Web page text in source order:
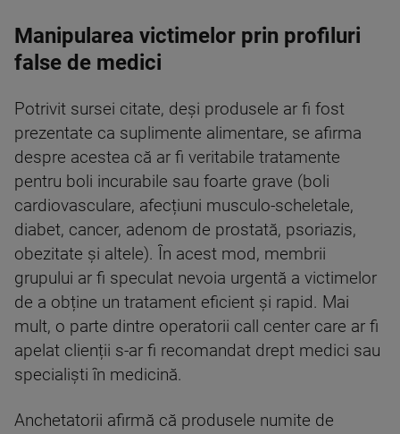
Manipularea victimelor prin profiluri
false de medici
Potrivit sursei citate, deși produsele ar fi fost
prezentate ca suplimente alimentare, se afirma
despre acestea că ar fi veritabile tratamente
pentru boli incurabile sau foarte grave (boli
cardiovasculare, afecțiuni musculo-scheletale,
diabet, cancer, adenom de prostată, psoriazis,
obezitate și altele). În acest mod, membrii
grupului ar fi speculat nevoia urgentă a victimelor
de a obține un tratament eficient și rapid. Mai
mult, o parte dintre operatorii call center care ar fi
apelat clienții s-ar fi recomandat drept medici sau
specialiști în medicină.
Anchetatorii afirmă că produsele numite de